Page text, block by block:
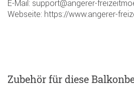
E-Mail: support@angerer-
Webseite: https://www.angerer-
Zubehörfür diese